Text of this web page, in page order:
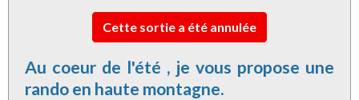
Cette sortie a été annulée
Au coeur de l'été , je vous propose une
rando en haute montagne.